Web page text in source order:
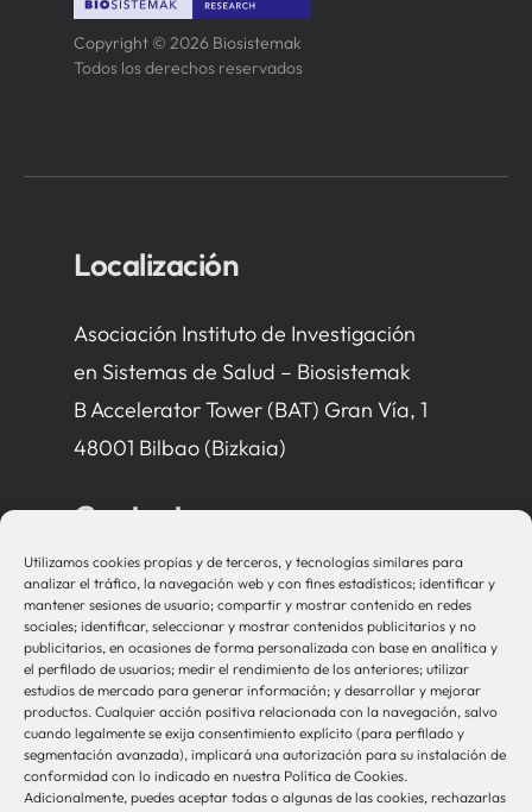
Utilizamos cookies propias y de terceros, y tecnologías similares para
analizar el tráfico, la navegación web y con fines estadísticos; identificar y
mantener sesiones de usuario; compartir y mostrar contenido en redes
sociales; identificar, seleccionar y mostrar contenidos publicitarios y no
publicitarios, en ocasiones de forma personalizada con base en analítica y
el perfilado de usuarios; medir el rendimiento de los anteriores; utilizar
estudios de mercado para generar información; y desarrollar y mejorar
productos. Cualquier acción positiva relacionada con la navegación, salvo
cuando legalmente se exija consentimiento explícito (para perfilado y
segmentación avanzada), implicará una autorización para su instalación de
conformidad con lo indicado en nuestra Política de Cookies.
Adicionalmente, puedes aceptar todas o algunas de las cookies, rechazarlas
Copyright © 2026 Biosistemak
Todos los derechos reservados
Localización
Asociación Instituto de Investigación
en Sistemas de Salud – Biosistemak
B Accelerator Tower (BAT) Gran Vía, 1
48001 Bilbao (Bizkaia)
Contacto
bio-sistemak@bio-sistemak.eus
944 00 77 90
Otros Enlaces